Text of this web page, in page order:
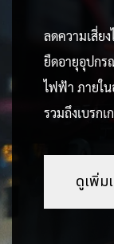
ลดความเสี่ย
ยืดอายุอุปกร
ไฟฟ้า ภายใน
รวมถึงเบรกเ
ดูเพิ่ม